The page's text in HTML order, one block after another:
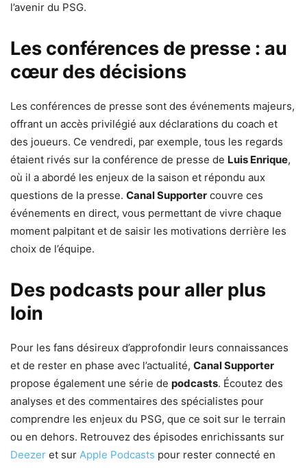
l’avenir du PSG.
Les conférences de presse : au
cœur des décisions
Les conférences de presse sont des événements majeurs,
offrant un accès privilégié aux déclarations du coach et
des joueurs. Ce vendredi, par exemple, tous les regards
étaient rivés sur la conférence de presse de Luis Enrique,
où il a abordé les enjeux de la saison et répondu aux
questions de la presse. Canal Supporter couvre ces
événements en direct, vous permettant de vivre chaque
moment palpitant et de saisir les motivations derrière les
choix de l’équipe.
Des podcasts pour aller plus
loin
Pour les fans désireux d’approfondir leurs connaissances
et de rester en phase avec l’actualité, Canal Supporter
propose également une série de podcasts. Écoutez des
analyses et des commentaires des spécialistes pour
comprendre les enjeux du PSG, que ce soit sur le terrain
ou en dehors. Retrouvez des épisodes enrichissants sur
Deezer et sur Apple Podcasts pour rester connecté en